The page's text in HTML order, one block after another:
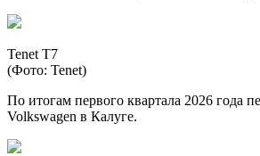
Tenet T7
(Фото: Tenet)
По итогам первого квартала 2026 года
Volkswagen в Калуге.